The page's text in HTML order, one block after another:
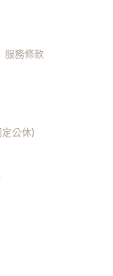
服務條款
公休)